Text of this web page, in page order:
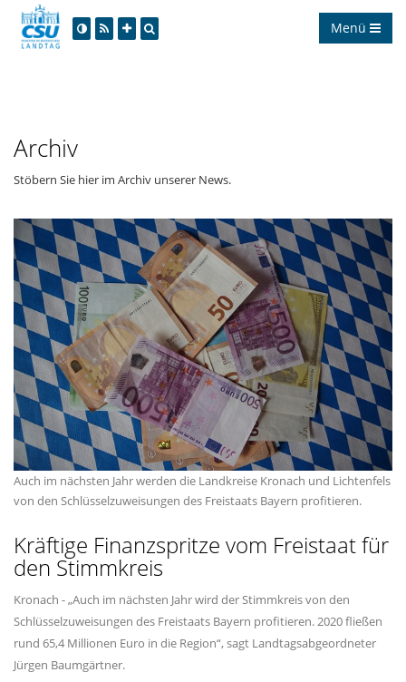
Menü
Archiv
Stöbern Sie hier im Archiv unserer News.
Auch im nächsten Jahr werden die Landkreise Kronach und Lichtenfels
von den Schlüsselzuweisungen des Freistaats Bayern profitieren.
Kräftige Finanzspritze vom Freistaat für
den Stimmkreis
Kronach - „Auch im nächsten Jahr wird der Stimmkreis von den
Schlüsselzuweisungen des Freistaats Bayern profitieren. 2020 fließen
rund 65,4 Millionen Euro in die Region“, sagt Landtagsabgeordneter
Jürgen Baumgärtner.